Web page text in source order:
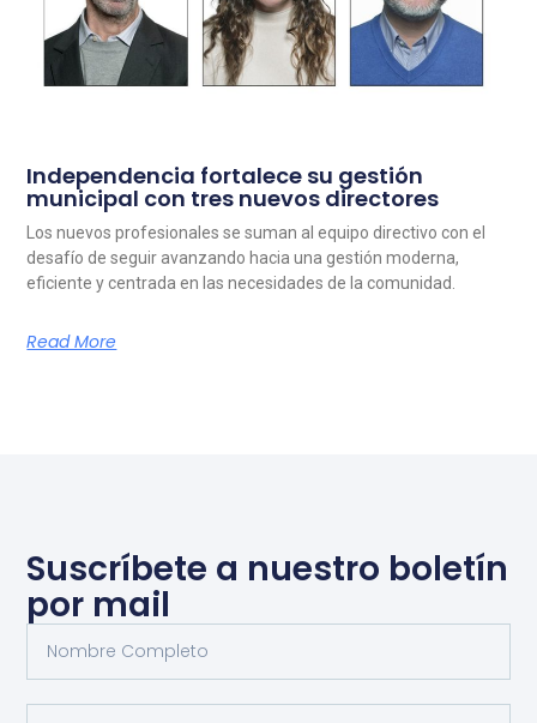
Independencia fortalece su gestión
municipal con tres nuevos directores
Los nuevos profesionales se suman al equipo directivo con el
desafío de seguir avanzando hacia una gestión moderna,
eficiente y centrada en las necesidades de la comunidad.
Read More
Suscríbete a nuestro boletín
por mail